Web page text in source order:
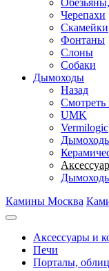
Черепахи
Скамейки
Фонтаны
Слоны
Собаки
Дымоходы
Назад
Смотреть
UMK
Vermilogic
Камины Москва
Аксессуары и
Печи
Порталы,